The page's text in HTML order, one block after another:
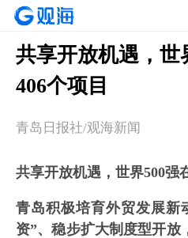
共享开放机遇，世
406个项目
青岛日报社/观海新闻
共享开放机遇，世界500强
青岛积极培育外贸发展新
资”、稳步扩大制度型开放